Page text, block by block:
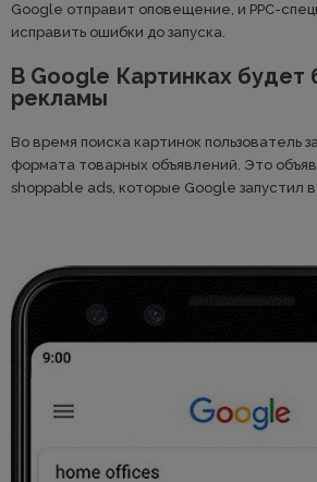
Google отправит оповещение, и PPC-
исправить ошибки до запуска.
В Google Картинках будет
рекламы
Во время поиска картинок пользователь
формата товарных объявлений. Это
shoppable ads, которые Google запустил